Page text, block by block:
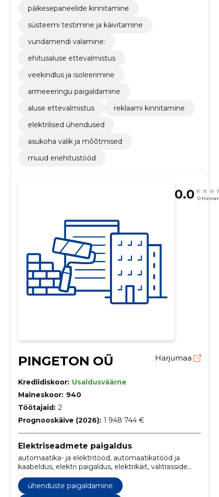
päikesepaneelide kinnitamine
süsteemi testimine ja käivitamine
vundamendi valamine:
ehitusaluse ettevalmistus
veekindlus ja isoleerimine
armeeeringu paigaldamine
aluse ettevalmistus
reklaami kinnitamine
elektrilised ühendused
asukoha valik ja mõõtmised
muud eriehitustööd
0.0 0
PINGETON OÜ Harjumaa
Krediidiskoor: Usaldusväärne
Maineskoor: 940
Töötajaid: 2
Prognooskäive (2026): 1 948 744 €
Elektriseadmete paigaldus
automaatika- ja elektritööd, automaatikatööd ja
kaabeldus, elektri paigaldus, elektrikäit, välitrasside
elektrisüsteemid, katkestusjuhtmestikud,
vahelduvvoolujuhtmestikud, suurpingega
juhtmestikud, kontaktorite juhtmestikud,
ühenduste paigaldamine